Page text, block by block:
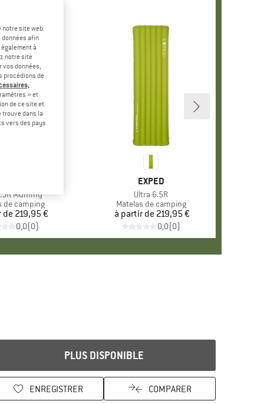
Mummy
group
de camping
Prix
de 219,95 €
0,0(0)
MARQUE
EXPED
Article
Ultra 6.5R
Product group
Matelas de camping
Prix
à partir de 219,95 €
0,0(0)
PLUS DISPONIBLE
ENREGISTRER COMPARER
site web.
afin
à
notre site
données,
procédions de
» et
de ce site et
trouve dans la
vers des pays